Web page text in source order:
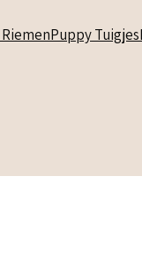
Puppy Tuigjes